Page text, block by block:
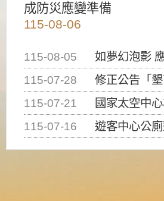
成防災應變準備
115-08-06
115-08-05
如夢幻泡影
115-07-28
修正公告「墾丁國家公園限制水域遊憩活
115-07-21
國家太空中心為辦理2026台灣盃火箭競賽，陸、
115-07-16
遊客中心公